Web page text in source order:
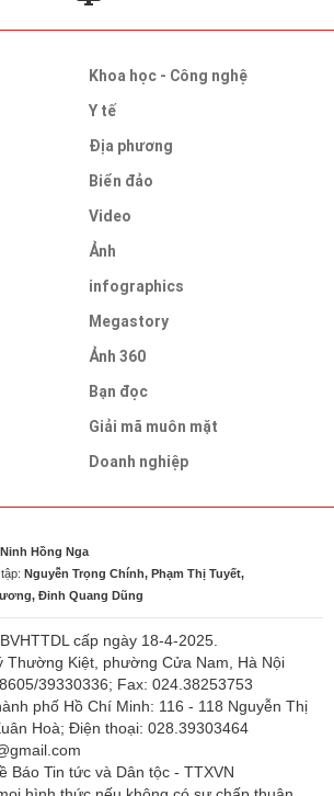
Khoa học - Công nghệ
Y tế
Địa phương
Biển đảo
Video
Ảnh
infographics
Megastory
Ảnh 360
Bạn đọc
Giải mã muôn mặt
Doanh nghiệp
Ninh Hồng Nga
Nguyễn Trọng Chính, Phạm Thị Tuyết,
Đinh Quang Dũng
cấp ngày 18-4-2025.
Thường Kiệt, phường Cửa Nam, Hà Nội
39330336; Fax: 024.38253753
phố Hồ Chí Minh: 116 - 118 Nguyễn Thị
Hoà; Điện thoại: 028.39303464
Báo Tin tức và Dân tộc - TTXVN